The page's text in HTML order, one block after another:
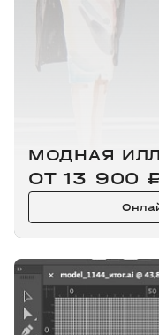
МОДНАЯ
ОТ 13 900